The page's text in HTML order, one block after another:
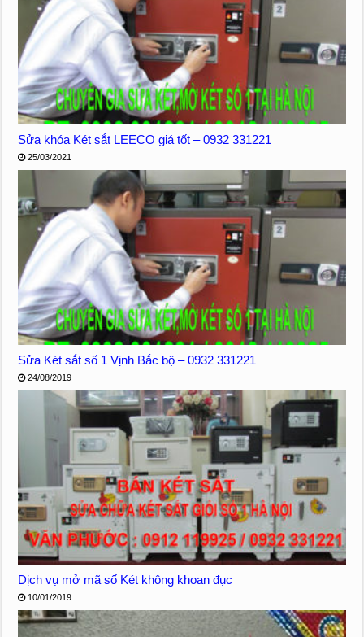
Sửa khóa Két sắt LEECO giá tốt – 0932 331221
25/03/2021
Sửa Két sắt số 1 Vịnh Bắc bộ – 0932 331221
24/08/2019
Dịch vụ mở mã số Két không khoan đục
10/01/2019